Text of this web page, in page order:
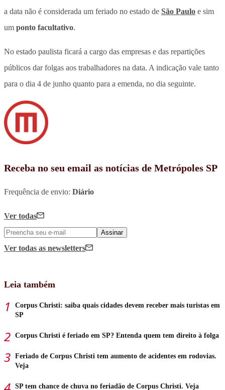
a data não é considerada um feriado no estado de São Paulo e sim
um ponto facultativo.
No estado paulista ficará a cargo das empresas e das repartições
públicos dar folgas aos trabalhadores na data. A indicação vale tanto
para o dia 4 de junho quanto para a emenda, no dia seguinte.
Receba no seu email as notícias de Metrópoles SP
Frequência de envio: Diário
Ver todas
Assinar
Ver todas as newsletters
Leia também
Corpus Christi: saiba quais cidades devem receber mais turistas em
SP
Corpus Christi é feriado em SP? Entenda quem tem direito à folga
Feriado de Corpus Christi tem aumento de acidentes em rodovias.
Veja
SP tem chance de chuva no feriadão de Corpus Christi. Veja